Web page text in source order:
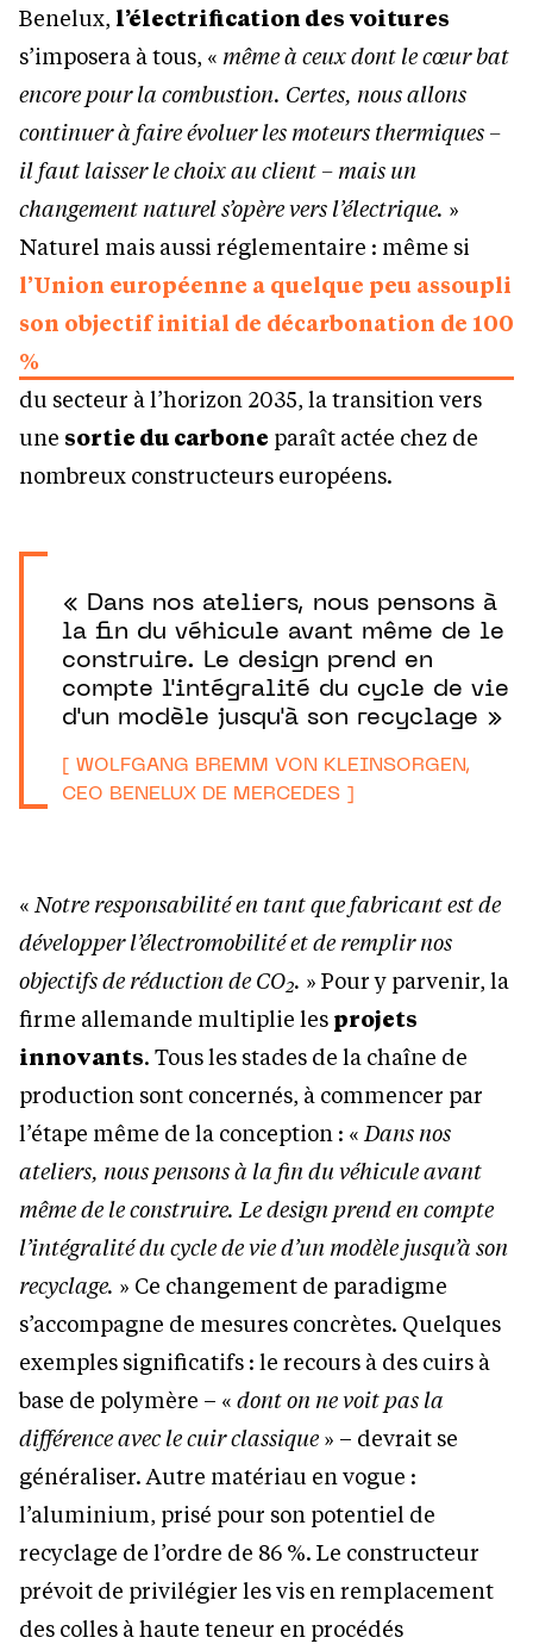
Benelux, l’électrification des voitures
s’imposera à tous, « même à ceux dont le cœur bat
encore pour la combustion. Certes, nous allons
continuer à faire évoluer les moteurs thermiques –
il faut laisser le choix au client – mais un
changement naturel s’opère vers l’électrique. »
Naturel mais aussi réglementaire : même si
l’Union européenne a quelque peu assoupli
son objectif initial de décarbonation de 100
%
du secteur à l’horizon 2035, la transition vers
une sortie du carbone paraît actée chez de
nombreux constructeurs européens.
« Dans nos ateliers, nous pensons à
la fin du véhicule avant même de le
construire. Le design prend en
compte l'intégralité du cycle de vie
d'un modèle jusqu'à son recyclage »
[ WOLFGANG BREMM VON KLEINSORGEN,
CEO BENELUX DE MERCEDES ]
«Notre responsabilité en tant que fabricant est de
développer l’électromobilité et de remplir nos
objectifs de réduction de CO2. » Pour y parvenir, la
firme allemande multiplie les projets
innovants. Tous les stades de la chaîne de
production sont concernés, à commencer par
l’étape même de la conception : «Dans nos
ateliers, nous pensons à la fin du véhicule avant
même de le construire. Le design prend en compte
l’intégralité du cycle de vie d’un modèle jusqu’à son
recyclage. » Ce changement de paradigme
s’accompagne de mesures concrètes. Quelques
exemples significatifs : le recours à des cuirs à
base de polymère – « dont on ne voit pas la
différence avec le cuir classique » – devrait se
généraliser. Autre matériau en vogue :
l’aluminium, prisé pour son potentiel de
recyclage de l’ordre de 86 %. Le constructeur
prévoit de privilégier les vis en remplacement
des colles à haute teneur en procédés